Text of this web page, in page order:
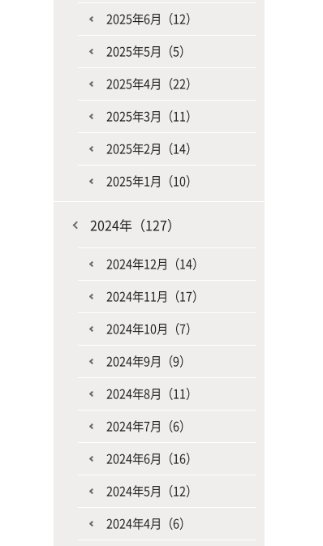
2025年6月（12）
2025年5月（5）
2025年4月（22）
2025年3月（11）
2025年2月（14）
2025年1月（10）
2024年（127）
2024年12月（14）
2024年11月（17）
2024年10月（7）
2024年9月（9）
2024年8月（11）
2024年7月（6）
2024年6月（16）
2024年5月（12）
2024年4月（6）